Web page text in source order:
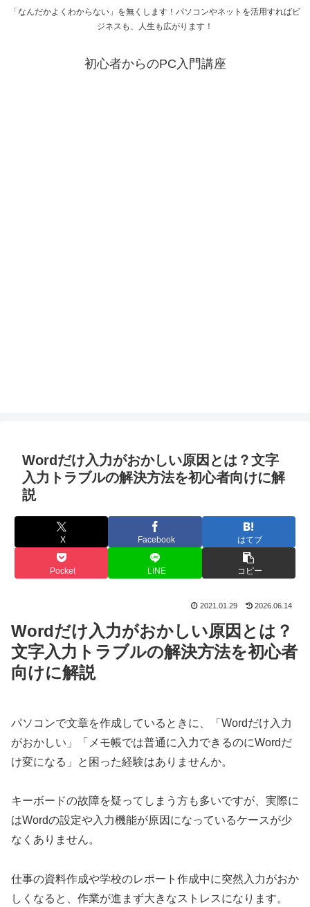
「なんだかよくわからない」を無くします！パソコンやネットを活用すればビ
ジネスも、人生も広がります！
初心者からのPC入門講座
Wordだけ入力がおかしい原因とは？文字
入力トラブルの解決方法を初心者向けに解
説
X Facebook はてブ
Pocket LINE コピー
2021.01.29 2026.06.14
Wordだけ入力がおかしい原因とは？
文字入力トラブルの解決方法を初心者
向けに解説
パソコンで文章を作成しているときに、「Wordだけ入力
がおかしい」「メモ帳では普通に入力できるのにWordだ
け変になる」と困った経験はありませんか。
キーボードの故障を疑ってしまう方も多いですが、実際に
はWordの設定や入力機能が原因になっているケースが少
なくありません。
仕事の資料作成や学校のレポート作成中に突然入力がおか
しくなると、作業が進まず大きなストレスになります。